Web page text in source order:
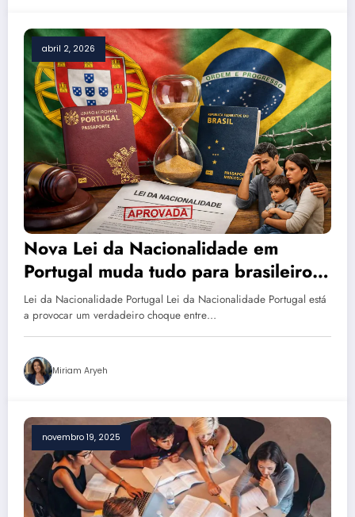
abril 2, 2026
Nova Lei da Nacionalidade em
Portugal muda tudo para brasileiros
e filhos de imigrantes
Lei da Nacionalidade Portugal Lei da Nacionalidade Portugal está
a provocar um verdadeiro choque entre…
Miriam Aryeh
novembro 19, 2025